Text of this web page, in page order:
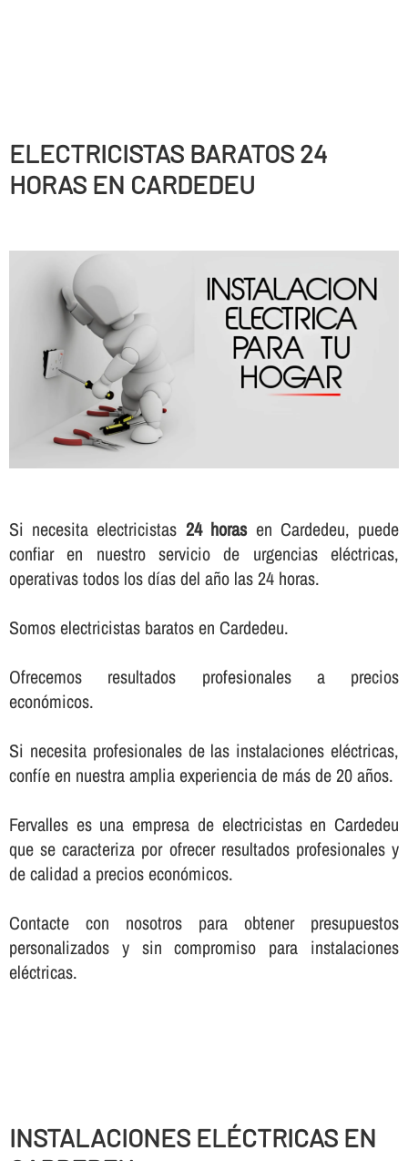
ELECTRICISTAS BARATOS 24
HORAS EN CARDEDEU
Si necesita electricistas 24 horasen Cardedeu, puede
confiar en nuestro servicio de urgencias eléctricas,
operativas todos los dí­as del año las 24 horas.
Somos electricistas baratos en Cardedeu.
Ofrecemos resultados profesionales a precios
económicos.
Si necesita profesionales de las instalaciones eléctricas,
confí­e en nuestra amplia experiencia de más de 20 años.
Fervalles es una empresa de electricistas en Cardedeu
que se caracteriza por ofrecer resultados profesionales y
de calidad a precios económicos.
Contacte con nosotros para obtener presupuestos
personalizados y sin compromiso para instalaciones
eléctricas.
INSTALACIONES ELÉCTRICAS EN